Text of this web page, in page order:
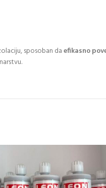
sposoban daefikasno